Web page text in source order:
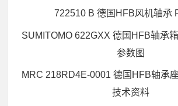
722510 B 德国HFB风机轴承
SUMITOMO 622GXX 德国HFB轴承
参数图
MRC 218RD4E-0001 德国HFB轴承
技术资料